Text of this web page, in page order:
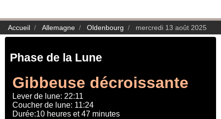
Accueil Allemagne Oldenbourg mercredi 13 août 2025
Phase de la Lune
Gibbeuse décroissante
Lever de lune: 22:11
Coucher de lune: 11:24
Durée:10 heures et 47 minutes